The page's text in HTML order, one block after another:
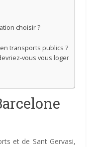
choisir ?
transports publics ?
vous vous loger
et de Sant Gervasi,